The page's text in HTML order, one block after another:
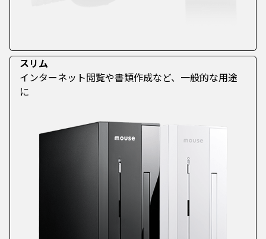
スリム
インターネット閲覧や書類作成など、一般的な用途
に